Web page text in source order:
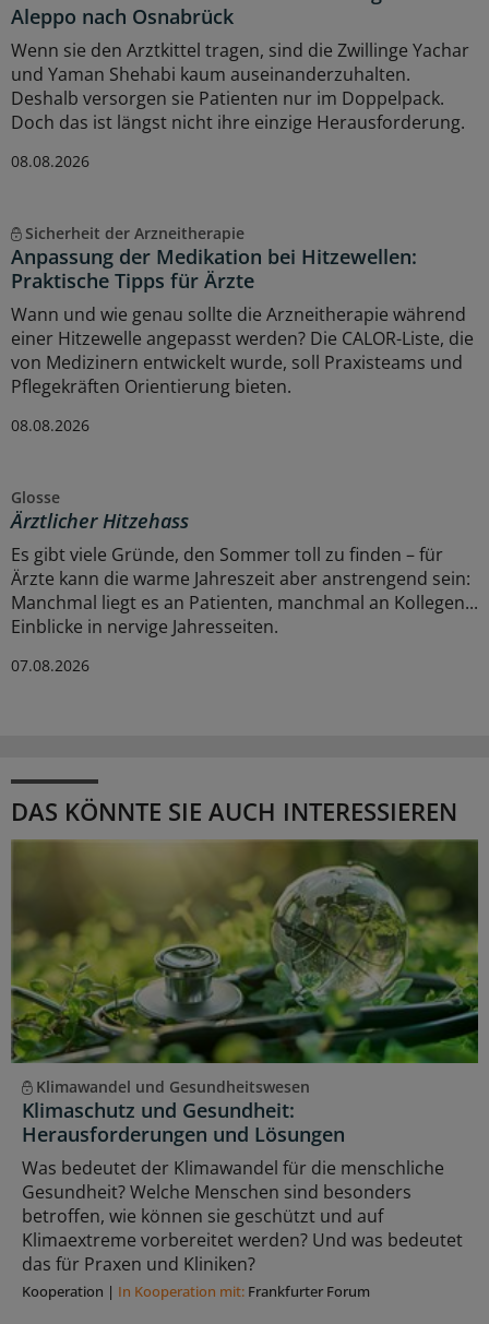
Aleppo nach Osnabrück
Wenn sie den Arztkittel tragen, sind die Zwillinge Yachar
und Yaman Shehabi kaum auseinanderzuhalten.
Deshalb versorgen sie Patienten nur im Doppelpack.
Doch das ist längst nicht ihre einzige Herausforderung.
08.08.2026
Sicherheit der Arzneitherapie
Anpassung der Medikation bei Hitzewellen:
Praktische Tipps für Ärzte
Wann und wie genau sollte die Arzneitherapie während
einer Hitzewelle angepasst werden? Die CALOR-Liste, die
von Medizinern entwickelt wurde, soll Praxisteams und
Pflegekräften Orientierung bieten.
08.08.2026
Glosse
Ärztlicher Hitzehass
Es gibt viele Gründe, den Sommer toll zu finden – für
Ärzte kann die warme Jahreszeit aber anstrengend sein:
Manchmal liegt es an Patienten, manchmal an Kollegen...
Einblicke in nervige Jahresseiten.
07.08.2026
DAS KÖNNTE SIE AUCH INTERESSIEREN
Klimawandel und Gesundheitswesen
Klimaschutz und Gesundheit:
Herausforderungen und Lösungen
Was bedeutet der Klimawandel für die menschliche
Gesundheit? Welche Menschen sind besonders
betroffen, wie können sie geschützt und auf
Klimaextreme vorbereitet werden? Und was bedeutet
das für Praxen und Kliniken?
Kooperation | In Kooperation mit: Frankfurter Forum